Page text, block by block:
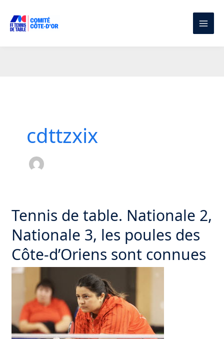
contenu
cdttzxix
Tennis de table. Nationale 2,
Nationale 3, les poules des
Côte-d’Oriens sont connues
Tennis
de
table.
Nationale
2,
Nationale
poules
des
Côte-